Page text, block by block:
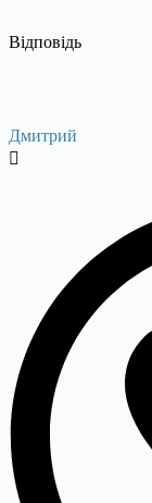
Відповідь
Дмитрий